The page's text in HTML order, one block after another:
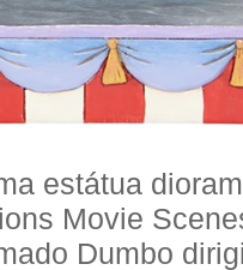
estátua
Movie
Dumbo